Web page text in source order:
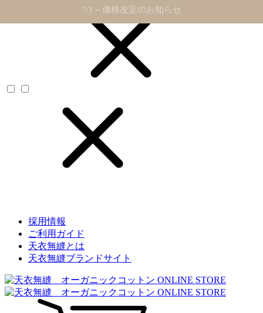
新規会員登録で300ポイントプレゼント！
採用情報
ご利用ガイド
天衣無縫とは
天衣無縫ブランドサイト